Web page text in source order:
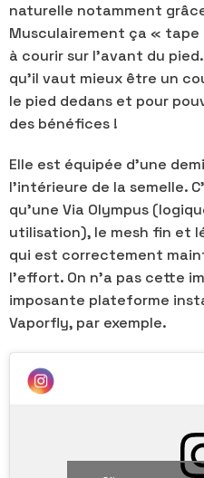
naturelle notamment
Musculairement ça « tape
à courir sur l’avant du
qu’il vaut mieux être un
le pied dedans et pour
des bénéfices !
Elle est équipée d’une
l’intérieure de la semelle.
qu’une Via Olympus
utilisation), le mesh fin et
qui est correctement
l’effort. On n’a pas cette
imposante plateforme
Vaporfly, par exemple.